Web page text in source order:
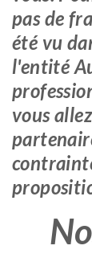
pas de
été vu
l'entité
vous